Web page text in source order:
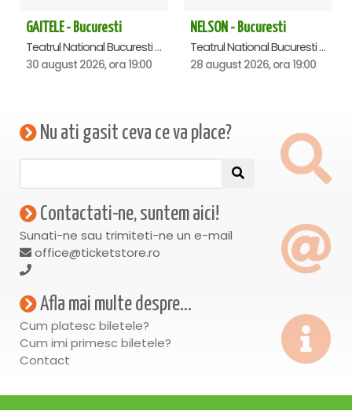
GAITELE - Bucuresti
Teatrul National Bucuresti - Sala Ion Caramitru, Bucuresti
30 august 2026, ora 19:00
NELSON - Bucuresti
Teatrul National Bucuresti - Sala Ion Caramitru, Bucuresti
28 august 2026, ora 19:00
Nu ati gasit ceva ce va place?
Contactati-ne, suntem aici!
Sunati-ne sau trimiteti-ne un e-mail
office@ticketstore.ro
Afla mai multe despre...
Cum platesc biletele?
Cum imi primesc biletele?
Contact